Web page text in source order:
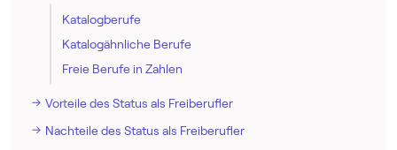
Katalogberufe
Katalogähnliche Berufe
Freie Berufe in Zahlen
Vorteile des Status als Freiberufler
Nachteile des Status als Freiberufler